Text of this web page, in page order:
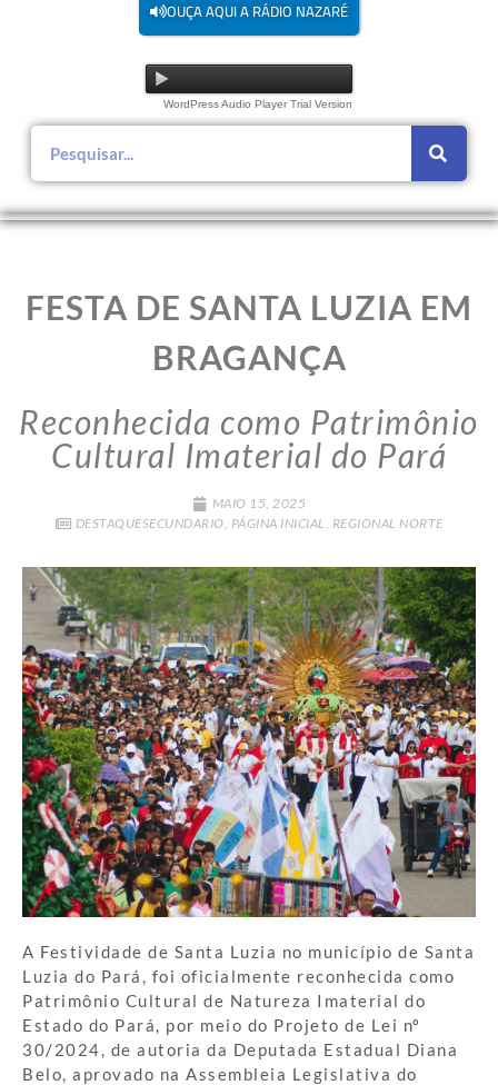
OUÇA AQUI A RÁDIO NAZARÉ
WordPress Audio Player Trial Version
FESTA DE SANTA LUZIA EM
BRAGANÇA
Reconhecida como Patrimônio
Cultural Imaterial do Pará
MAIO 15, 2025
DESTAQUESECUNDARIO, PÁGINA INICIAL, REGIONAL NORTE
A Festividade de Santa Luzia no município de Santa
Luzia do Pará, foi oficialmente reconhecida como
Patrimônio Cultural de Natureza Imaterial do
Estado do Pará, por meio do Projeto de Lei nº
30/2024, de autoria da Deputada Estadual Diana
Belo, aprovado na Assembleia Legislativa do